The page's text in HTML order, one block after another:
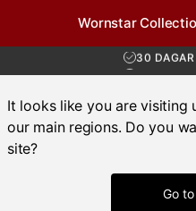
WornstarFRI
FRI
It looks like you are visiting
our main regions. Do you
site?
Go